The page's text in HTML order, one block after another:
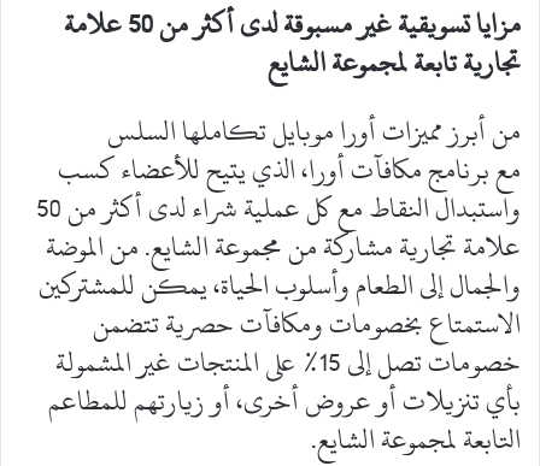
مزايا تسويقية غير مسبوقة لدى أكثر من 50 علامة
تجارية تابعة لمجموعة الشايع
من أبرز مميزات أورا موبايل تكاملها السلس
مع برنامج مكافآت أورا، الذي يتيح للأعضاء كسب
واستبدال النقاط مع كل عملية شراء لدى أكثر من 50
علامة تجارية مشاركة من مجموعة الشايع. من الموضة
والجمال إلى الطعام وأسلوب الحياة، يمكن للمشتركين
الاستمتاع بخصومات ومكافآت حصرية تتضمن
خصومات تصل إلى 15% على المنتجات غير المشمولة
بأي تنزيلات أو عروض أخرى، أو زيارتهم للمطاعم
التابعة لمجموعة الشايع.